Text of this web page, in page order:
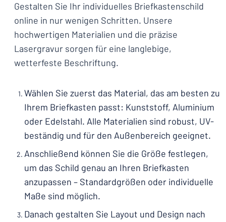
Gestalten Sie Ihr individuelles Briefkastenschild
online in nur wenigen Schritten. Unsere
hochwertigen Materialien und die präzise
Lasergravur sorgen für eine langlebige,
wetterfeste Beschriftung.
Wählen Sie zuerst das Material, das am besten zu
Ihrem Briefkasten passt: Kunststoff, Aluminium
oder Edelstahl. Alle Materialien sind robust, UV-
beständig und für den Außenbereich geeignet.
Anschließend können Sie die Größe festlegen,
um das Schild genau an Ihren Briefkasten
anzupassen – Standardgrößen oder individuelle
Maße sind möglich.
Danach gestalten Sie Layout und Design nach